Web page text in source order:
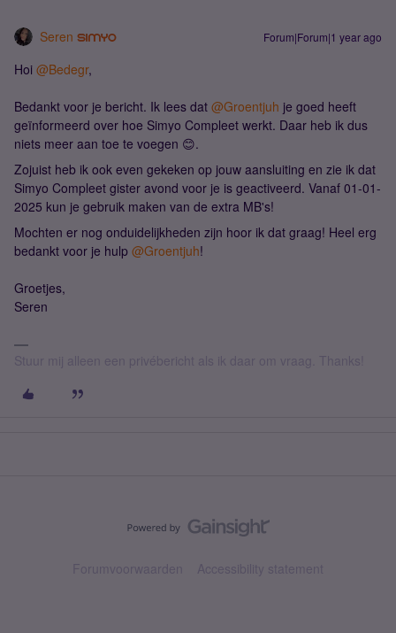
Seren Forum|Forum|1 year ago
Hoi ​ @Bedegr,
Bedankt voor je bericht. Ik lees dat ​ @Groentjuh je goed heeft
geïnformeerd over hoe Simyo Compleet werkt. Daar heb ik dus
niets meer aan toe te voegen 😊.
Zojuist heb ik ook even gekeken op jouw aansluiting en zie ik dat
Simyo Compleet gister avond voor je is geactiveerd. Vanaf 01-01-
2025 kun je gebruik maken van de extra MB's!
Mochten er nog onduidelijkheden zijn hoor ik dat graag! Heel erg
bedankt voor je hulp ​ @Groentjuh!
Groetjes,
Seren
Stuur mij alleen een privébericht als ik daar om vraag. Thanks!
Forumvoorwaarden Accessibility statement